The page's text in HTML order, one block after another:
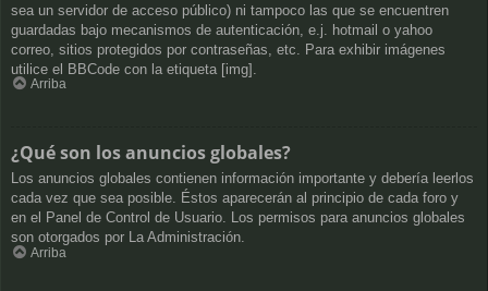
sea un servidor de acceso público) ni tampoco las que se encuentren
guardadas bajo mecanismos de autenticación, e.j. hotmail o yahoo
correo, sitios protegidos por contraseñas, etc. Para exhibir imágenes
utilice el BBCode con la etiqueta [img].
Arriba
¿Qué son los anuncios globales?
Los anuncios globales contienen información importante y debería leerlos
cada vez que sea posible. Éstos aparecerán al principio de cada foro y
en el Panel de Control de Usuario. Los permisos para anuncios globales
son otorgados por La Administración.
Arriba